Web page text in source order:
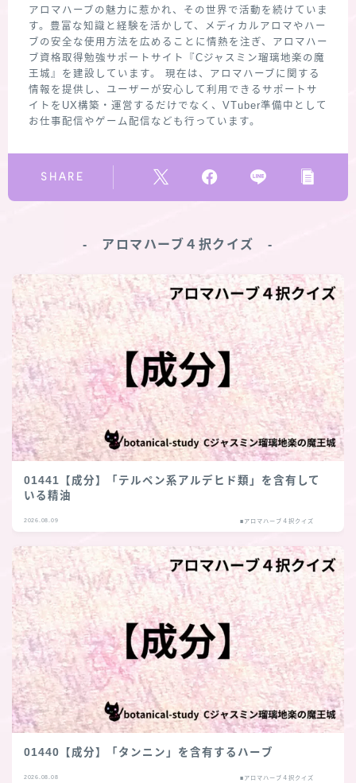
アロマハーブの魅力に惹かれ、その世界で活動を続けていま
す。豊富な知識と経験を活かして、メディカルアロマやハー
ブの安全な使用方法を広めることに情熱を注ぎ、アロマハー
ブ資格取得勉強サポートサイト『Cジャスミン瑠璃地楽の魔
王城』を建設しています。 現在は、アロマハーブに関する
情報を提供し、ユーザーが安心して利用できるサポートサ
イトをUX構築・運営するだけでなく、VTuber準備中として
お仕事配信やゲーム配信なども行っています。
SHARE
‐ アロマハーブ４択クイズ ‐
01441【成分】「テルペン系アルデヒド類」を含有して
いる精油
2026.08.09 ■アロマハーブ４択クイズ
01440【成分】「タンニン」を含有するハーブ
2026.08.08 ■アロマハーブ４択クイズ